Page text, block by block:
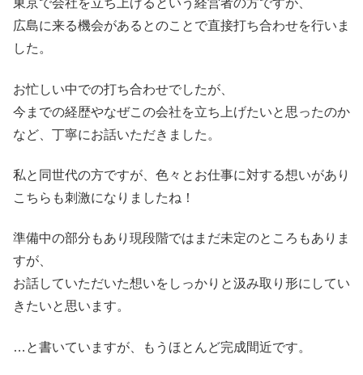
東京で会社を立ち上げるという経営者の方ですが、
広島に来る機会があるとのことで直接打ち合わせを行いま
した。
お忙しい中での打ち合わせでしたが、
今までの経歴やなぜこの会社を立ち上げたいと思ったのか
など、丁寧にお話いただきました。
私と同世代の方ですが、色々とお仕事に対する想いがあり
こちらも刺激になりましたね！
準備中の部分もあり現段階ではまだ未定のところもありま
すが、
お話していただいた想いをしっかりと汲み取り形にしてい
きたいと思います。
…と書いていますが、もうほとんど完成間近です。